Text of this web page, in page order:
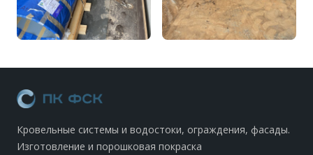
Кровельные системы и водостоки, ограждения, фасады.
Изготовление и порошковая покраска